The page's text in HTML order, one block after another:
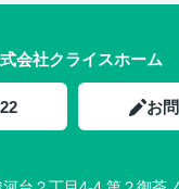
会社クライスホーム
お